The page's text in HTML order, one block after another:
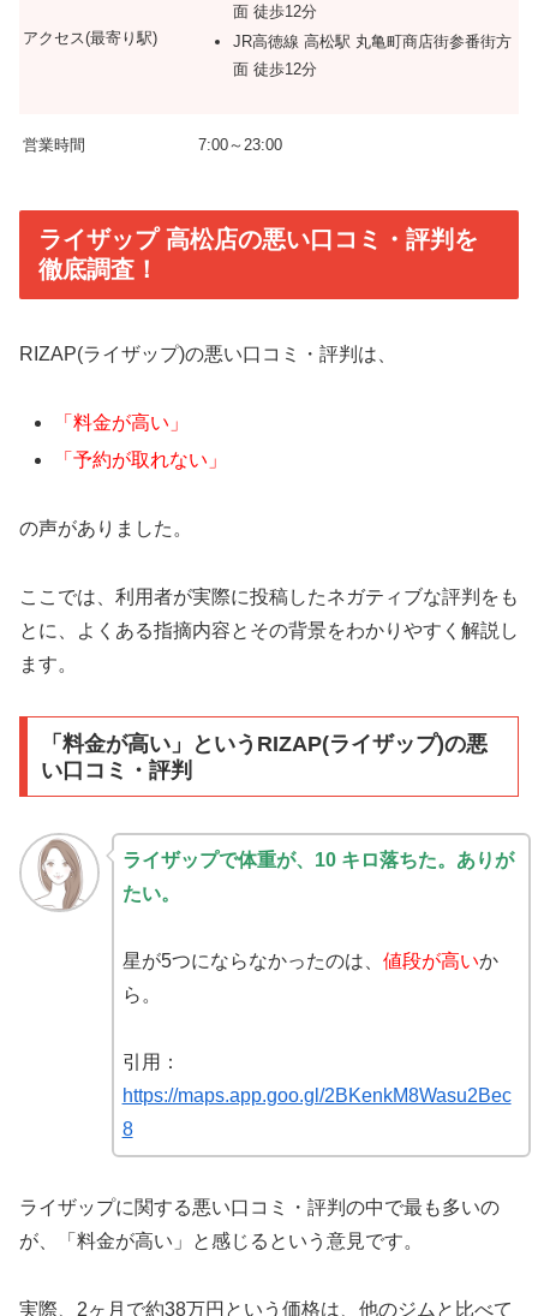
アクセス(最寄り駅)
面 徒歩12分
JR高徳線 高松駅 丸亀町商店街参番街方
面 徒歩12分
営業時間 7:00～23:00
ライザップ 高松店の悪い口コミ・評判を
徹底調査！
RIZAP(ライザップ)の悪い口コミ・評判は、
「料金が高い」
「予約が取れない」
の声がありました。
ここでは、利用者が実際に投稿したネガティブな評判をも
とに、よくある指摘内容とその背景をわかりやすく解説し
ます。
「料金が高い」というRIZAP(ライザップ)の悪
い口コミ・評判
ライザップで体重が、10 キロ落ちた。ありが
たい。
星が5つにならなかったのは、 値段が高いか
ら。
引用：
https://maps.app.goo.gl/2BKenkM8Wasu2Bec
8
ライザップに関する悪い口コミ・評判の中で最も多いの
が、「料金が高い」と感じるという意見です。
実際、2ヶ月で約38万円という価格は、他のジムと比べて